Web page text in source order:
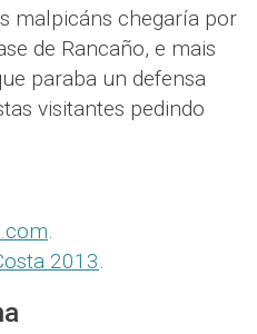
malpicáns chegaría por
de Rancaño, e mais
paraba un defensa
visitantes pedindo
.
2013.